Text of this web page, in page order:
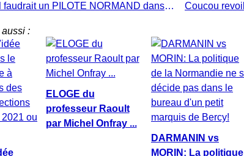
URGENT: il faudrait un PILOTE NORMAND dans la baie et l'estuaire de la SEINE!
aussi :
ELOGE du
professeur Raoult
par Michel Onfray ...
DARMANIN vs
MORIN: La politique